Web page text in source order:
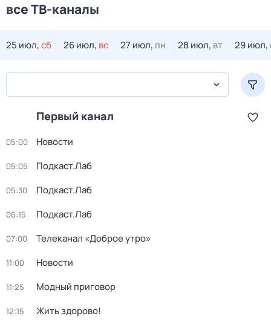
все ТВ-каналы
25 июл,сб 26 июл, вс 27 июл, пн 28 июл, вт 29 июл,
Первый канал
05:00 Новости
05:05 Подкаст.Лаб
05:30 Подкаст.Лаб
06:15 Подкаст.Лаб
07:00 Телеканал «Доброе утро»
11:00 Новости
11:25 Модный приговор
12:15 Жить здорово!